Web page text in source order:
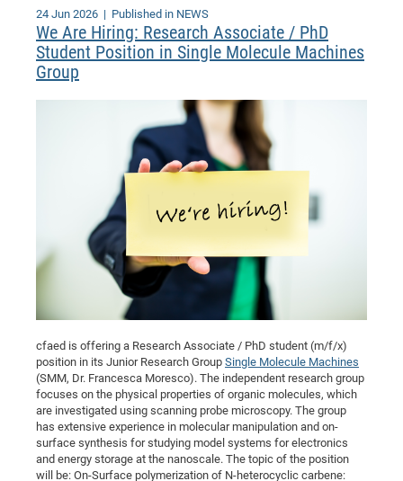
24 Jun 2026 | Published in NEWS
We Are Hiring: Research Associate / PhD
Student Position in Single Molecule Machines
Group
cfaed is offering a Research Associate / PhD student (m/f/x)
position in its Junior Research Group Single Molecule Machines
(SMM, Dr. Francesca Moresco). The independent research group
focuses on the physical properties of organic molecules, which
are investigated using scanning probe microscopy. The group
has extensive experience in molecular manipulation and on-
surface synthesis for studying model systems for electronics
and energy storage at the nanoscale. The topic of the position
will be: On-Surface polymerization of N-heterocyclic carbene: